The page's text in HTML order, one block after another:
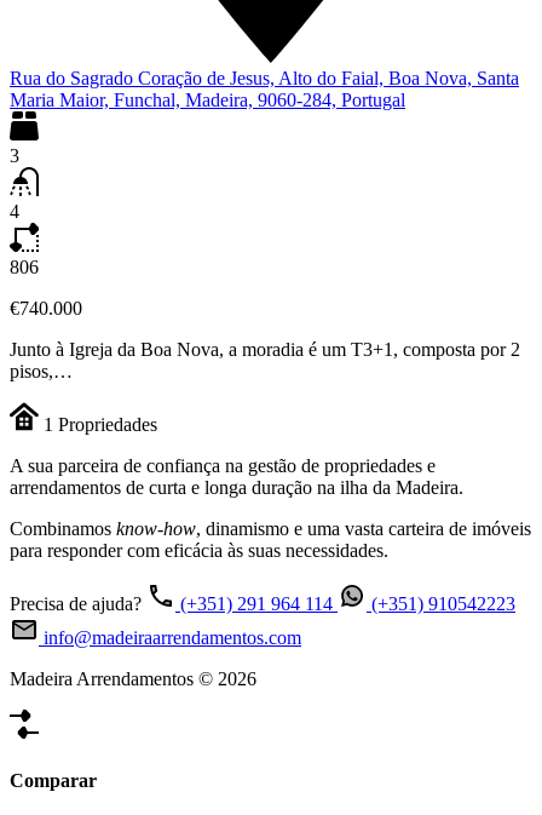
Rua do Sagrado Coração de Jesus, Alto do Faial, Boa Nova, Santa
Maria Maior, Funchal, Madeira, 9060-284, Portugal
3
4
806
€740.000
Junto à Igreja da Boa Nova, a moradia é um T3+1, composta por 2
pisos,…
1 Propriedades
A sua parceira de confiança na gestão de propriedades e
arrendamentos de curta e longa duração na ilha da Madeira.
Combinamos know-how, dinamismo e uma vasta carteira de imóveis
para responder com eficácia às suas necessidades.
Precisa de ajuda? (+351) 291 964 114
(+351) 910542223
info@madeiraarrendamentos.com
Madeira Arrendamentos © 2026
Comparar